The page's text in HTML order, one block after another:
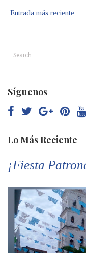
Entrada más reciente
Síguenos
Lo Más Reciente
¡Fiesta